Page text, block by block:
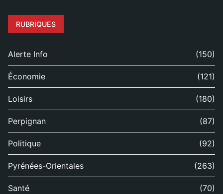
RUBRIQUES
Alerte Info (150)
Économie (121)
Loisirs (180)
Perpignan (87)
Politique (92)
Pyrénées-Orientales (263)
Santé (70)